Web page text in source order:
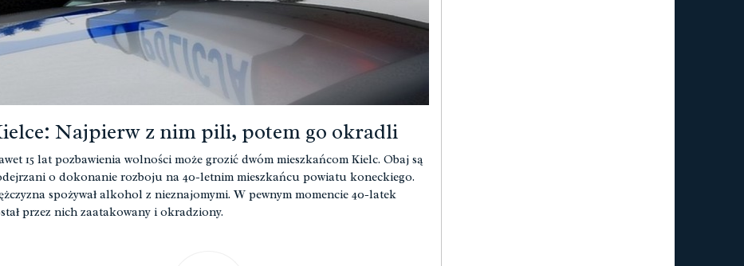
Najpierw z nim pili, potem go okradli
15 lat pozbawienia wolności może grozić dwóm mieszkańcom Kielc. Obaj są
o dokonanie rozboju na 40-letnim mieszkańcu powiatu koneckiego.
spożywał alkohol z nieznajomymi. W pewnym momencie 40-latek
przez nich zaatakowany i okradziony.